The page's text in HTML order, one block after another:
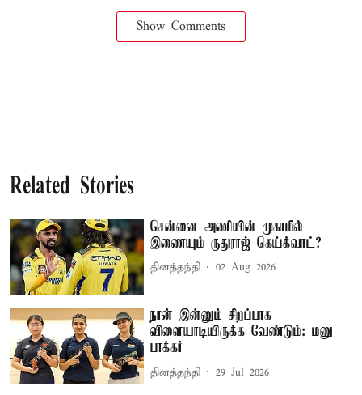
Show Comments
Related Stories
சென்னை அணியின் முகாமில்
இணையும் ருதுராஜ் கெய்க்வாட்?
தினத்தந்தி 02 Aug 2026
நான் இன்னும் சிறப்பாக
விளையாடியிருக்க வேண்டும்: மனு
பாக்கர்
தினத்தந்தி 29 Jul 2026